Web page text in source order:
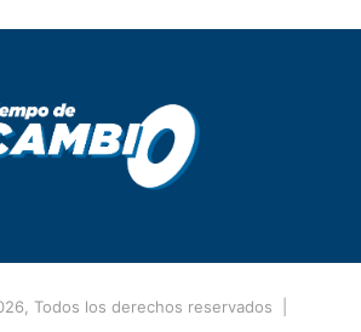
Todos los derechos reservados |